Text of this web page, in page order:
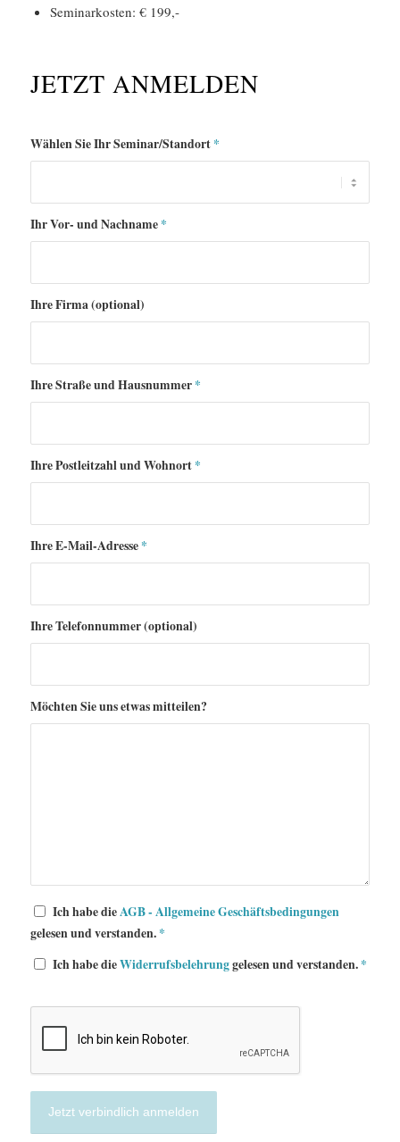
Seminarkosten: € 199,-
JETZT ANMELDEN
Wählen Sie Ihr Seminar/Standort *
Ihr Vor- und Nachname *
Ihre Firma (optional)
Ihre Straße und Hausnummer *
Ihre Postleitzahl und Wohnort *
Ihre E-Mail-Adresse *
Ihre Telefonnummer (optional)
Möchten Sie uns etwas mitteilen?
Ich habe dieAGB - Allgemeine Geschäftsbedingungen
gelesen und verstanden. *
Ich habe dieWiderrufsbelehrunggelesen und verstanden. *